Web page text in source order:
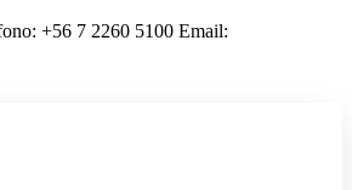
+56 7 2260 5100 Email: